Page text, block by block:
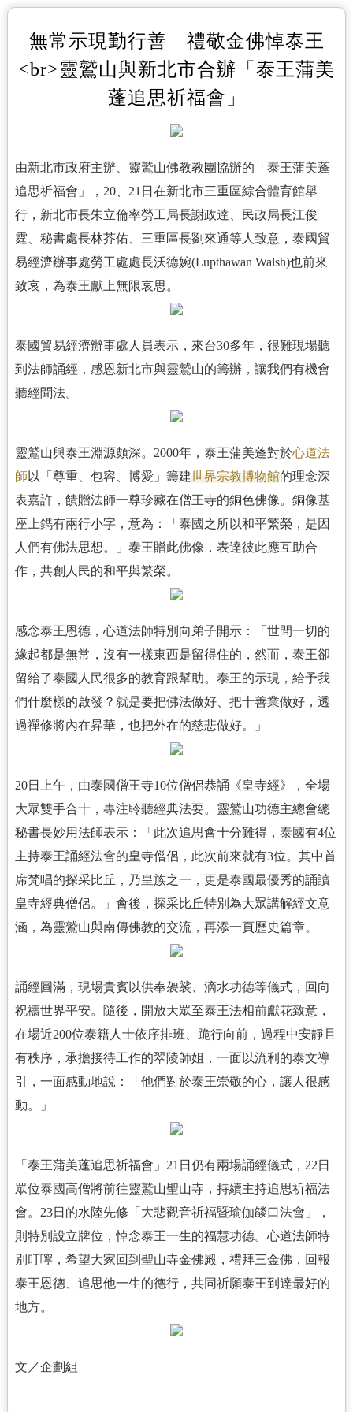
無常示現勤行善 禮敬金佛悼泰王
<br>靈鷲山與新北市合辦「泰王蒲美
蓬追思祈福會」
由新北市政府主辦、靈鷲山佛教教團協辦的「泰王蒲美蓬
追思祈福會」，20、21日在新北市三重區綜合體育館舉
行，新北市長朱立倫率勞工局長謝政達、民政局長江俊
霆、秘書處長林芥佑、三重區長劉來通等人致意，泰國貿
易經濟辦事處勞工處處長沃德婉(Lupthawan Walsh)也前來
致哀，為泰王獻上無限哀思。
泰國貿易經濟辦事處人員表示，來台30多年，很難現場聽
到法師誦經，感恩新北市與靈鷲山的籌辦，讓我們有機會
聽經聞法。
靈鷲山與泰王淵源頗深。2000年，泰王蒲美蓬對於心道法
師 以「尊重、包容、博愛」籌建世界宗教博物館的理念深
表嘉許，饋贈法師一尊珍藏在僧王寺的銅色佛像。銅像基
座上鐫有兩行小字，意為：「泰國之所以和平繁榮，是因
人們有佛法思想。」泰王贈此佛像，表達彼此應互助合
作，共創人民的和平與繁榮。
感念泰王恩德，心道法師特別向弟子開示：「世間一切的
緣起都是無常，沒有一樣東西是留得住的，然而，泰王卻
留給了泰國人民很多的教育跟幫助。泰王的示現，給予我
們什麼樣的啟發？就是要把佛法做好、把十善業做好，透
過禪修將內在昇華，也把外在的慈悲做好。」
20日上午，由泰國僧王寺10位僧侶恭誦《皇寺經》，全場
大眾雙手合十，專注聆聽經典法要。靈鷲山功德主總會總
秘書長妙用法師表示：「此次追思會十分難得，泰國有4位
主持泰王誦經法會的皇寺僧侶，此次前來就有3位。其中首
席梵唱的探采比丘，乃皇族之一，更是泰國最優秀的誦讀
皇寺經典僧侶。」會後，探采比丘特別為大眾講解經文意
涵，為靈鷲山與南傳佛教的交流，再添一頁歷史篇章。
誦經圓滿，現場貴賓以供奉袈裟、滴水功德等儀式，回向
祝禱世界平安。隨後，開放大眾至泰王法相前獻花致意，
在場近200位泰籍人士依序排班、跪行向前，過程中安靜且
有秩序，承擔接待工作的翠陵師姐，一面以流利的泰文導
引，一面感動地說：「他們對於泰王崇敬的心，讓人很感
動。」
「泰王蒲美蓬追思祈福會」21日仍有兩場誦經儀式，22日
眾位泰國高僧將前往靈鷲山聖山寺，持續主持追思祈福法
會。23日的水陸先修「大悲觀音祈福暨瑜伽燄口法會」，
則特別設立牌位，悼念泰王一生的福慧功德。心道法師特
別叮嚀，希望大家回到聖山寺金佛殿，禮拜三金佛，回報
泰王恩德、追思他一生的德行，共同祈願泰王到達最好的
地方。
文／企劃組